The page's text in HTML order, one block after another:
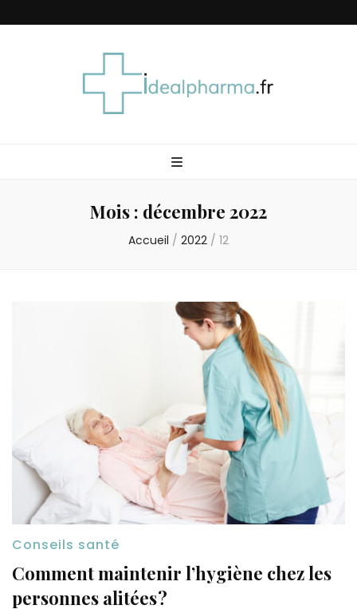
Idéal Pharma
Mois : décembre 2022
Accueil / 2022 / 12
Conseils santé
Comment maintenir l’hygiène chez les
personnes alitées ?